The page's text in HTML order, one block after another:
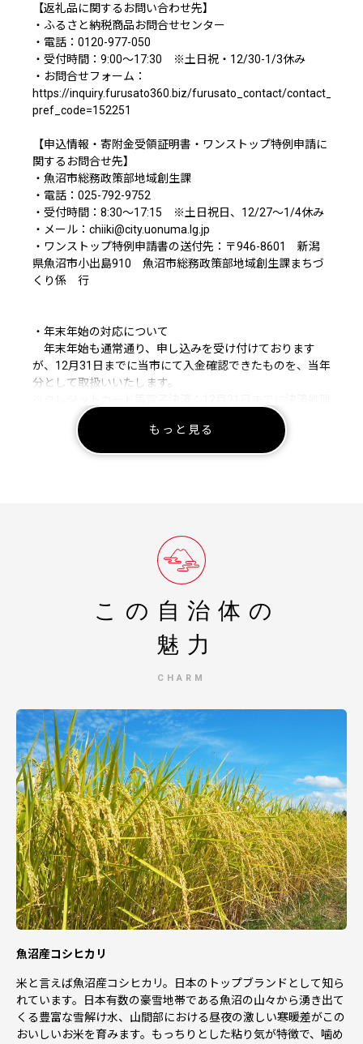
【返礼品に関するお問い合わせ先】
・ふるさと納税商品お問合せセンター
・電話：0120-977-050
・受付時間：9:00～17:30 ※土日祝・12/30-1/3休み
・お問合せフォーム：
https://inquiry.furusato360.biz/furusato_contact/
pref_code=152251
【申込情報・寄附金受領証明書・ワンストップ特例申請に
関するお問合せ先】
・魚沼市総務政策部地域創生課
・電話：025-792-9752
・受付時間：8:30～17:15 ※土日祝日、12/27～1/4休み
・メール：chiiki@city.uonuma.lg.jp
・ワンストップ特例申請書の送付先：〒946-8601 新潟
県魚沼市小出島910 魚沼市総務政策部地域創生課まちづ
くり係 行
・年末年始の対応について
年末年始も通常通り、申し込みを受け付けております
が、12月31日までに当市にて入金確認できたものを、当年
分として取扱いいたします。
が完了しているもの。
・キャンセルについて
は対応できませんので、十分ご注意ください。
・寄附金受領証明書発行について
12月31日までにご入金確認ができたものを当年分として
発行いたします。12月27日以降にご入金の確認がとれたも
のにつきましては、翌年1月以降の発送となります。1月末
日までに寄附金受領証明書が届かない場合にはご連絡くだ
の１月10日必着で当市に申請書類を送付してください。オ
ンライン申請（自治体マイページ）にも対応しておりま
す。
提出期限を過ぎて申請書が当市に到着した場合や添付書
類（本人確認資料＋個人番号確認資料）が不足している場
合は受付ができませんので十分ご注意願います。
寄附の申込み時にワンストップ特例申請書を希望された
方には、申請書を受領証明書に同封してお送りしますが、
お急ぎの場合は寄附者様にて申請書をご用意ください。
・お礼の品について
年内配送希望およびお届け日時の指定につきましては受け
かねますので、あらかじめご了承ください。
・閉庁日について
当市は土日祝日、12月27日から翌年1月4日までの期間
は閉庁いたします。閉庁期間中にいただいたお問い合わせ
等については、翌開庁日以降の対応となりますので、あら
かじめご了承ください。
もっと見る
この自治体の
魅力
CHARM
魚沼産コシヒカリ
米と言えば魚沼産コシヒカリ。日本のトップブランドとして知ら
れています。日本有数の豪雪地帯である魚沼の山々から湧き出て
くる豊富な雪解け水、山間部における昼夜の激しい寒暖差がこの
おいしいお米を育みます。もっちりとした粘り気が特徴で、噛め